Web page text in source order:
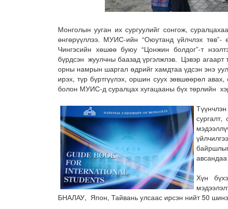
Монголын ууган их сургуулийг сонгож,
өнгөрүүллээ. МУИС-ийн “Оюутанд үйлчлэх төв”-
Чингэсийн хөшөө буюу “Цонжин болдог”-т
бүрдсэн жуулчны баазад үргэлжлэв. Цэвэр
орны намрын шаргал өдрийг хамдтаа үдсэн энэ
ирэх, түр бүртгүүлэх, оршин суух зөвшөөрөл
болон МУИС-д суралцах хугацааны бүх төрлийн
Хүн
БНАЛАУ, Япон, Тайвань улсаас ирсэн нийт 50